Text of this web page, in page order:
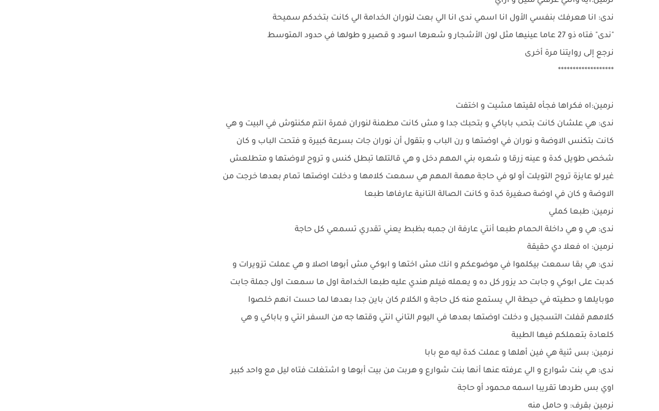
ندى: انا هعرفك بنفسي الأول انا اسمي ندى انا الي بعت لنوران الخدامة الي كانت بتخدكم سميحة
"ندى" فتاه ذو 27 عاما عينيها مثل لون الأشجار و شعرها اسود و قصير و طولها في حدود المتوسط
نرجع إلى روايتنا مرة أخرى
*******************
نرمين:اه فكراها فجأه لقيتها مشيت و اختفت
ندى: هي علشان كانت بتحب باباكي و بتحبك جدا و مش كانت مطمنة لنوران فمرة انتم مكنتوش في البيت و هي
كانت بتكنس الاوضة و نوران في اوضتها و رن الباب و بتقول أن نوران جات بسرعة كبيرة و فتحت الباب و كان
شخص طويل كدة و عينه زرقا و شعره بني المهم دخل و هي قالتلها تبطل كنس و تروح لاوضتها و متطلعش
غير لو عايزة تروح التويلت أو لو في حاجة مهمة المهم هي سمعت كلامها و دخلت اوضتها تمام بعدها خرجت من
الاوضة و كان في اوضة صغيرة كدة و كانت الصالة التانية عارفاها طبعا
نرمين: طبعا كملي
ندى: هي و هي داخلة الحمام طبعا أنتي عارفة ان جمبه بظبط يعني تقدري تسمعي كل حاجة
نرمين: اه فعلا دي حقيقة
ندى: هي بقا سمعت بيكلموا في موضوعكم و انك مش اختها و ابوكي مش أبوها اصلا و هي عملت تزويرات و
كدبت على ابوكي و جابت حد يزور كل ده و يعمله فيلم هندي عليه طبعا الخدامة اول ما سمعت اول جملة جابت
موبايلها و حطيته في حيطة الي يستمع منه كل حاجة و الكلام كان باين جدا بعدها لما حست انهم خلصوا
كلامهم قفلت التسجيل و دخلت اوضتها بعدها في اليوم التاني انتي وقتها جه من السفر انتي و باباكي و هي
كلعادة بتعملكم فيها الطيبة
نرمين: بس ثنية هي فين أهلها و عملت كدة ليه مع بابا
ندى: هي بنت شوارع و الي عرفته عنها أنها بنت شوارع و هربت من بيت أبوها و اشتغلت فتاه ليل مع واحد كبير
اوي بس طردها تقريبا اسمه محمود أو حاجة
نرمين بقرف: و حامل منه